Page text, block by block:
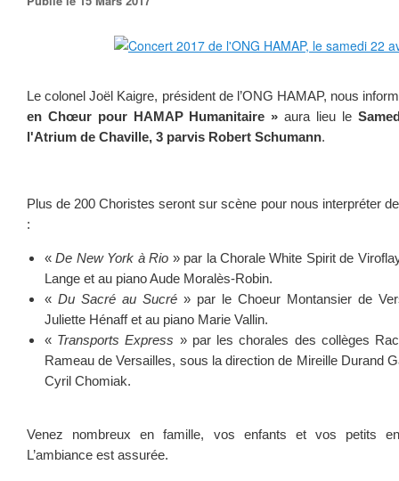
Le colonel Joël Kaigre, président de l’ONG HAMAP, nous
en Chœur pour HAMAP Humanitaire » aura lieu le
l'Atrium de Chaville, 3 parvis Robert Schumann.
Plus de 200 Choristes seront sur scène pour nous interpréter
:
«De New York à Rio » par la Chorale White Spirit de
Lange et au piano Aude Moralès-Robin.
« Du Sacré au Sucré » par le Choeur Montansier de
Juliette Hénaff et au piano Marie Vallin.
« Transports Express » par les chorales des collèges
Rameau de Versailles, sous la direction de Mireille Durand
Cyril Chomiak.
Venez nombreux en famille, vos enfants et vos petits
L’ambiance est assurée.